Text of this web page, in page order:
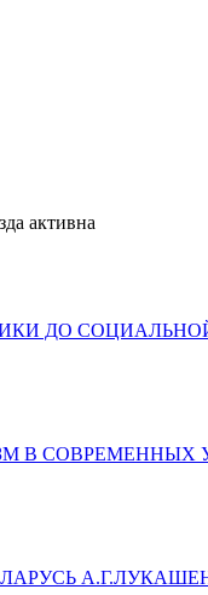
ДО
В СОВРЕМЕННЫХ